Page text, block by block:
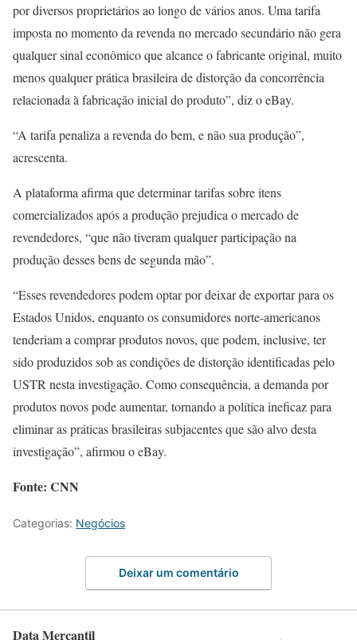
por diversos proprietários ao longo de vários anos. Uma tarifa
imposta no momento da revenda no mercado secundário não gera
qualquer sinal econômico que alcance o fabricante original, muito
menos qualquer prática brasileira de distorção da concorrência
relacionada à fabricação inicial do produto”, diz o eBay.
“A tarifa penaliza a revenda do bem, e não sua produção”,
acrescenta.
A plataforma afirma que determinar tarifas sobre itens
comercializados após a produção prejudica o mercado de
revendedores, “que não tiveram qualquer participação na
produção desses bens de segunda mão”.
“Esses revendedores podem optar por deixar de exportar para os
Estados Unidos, enquanto os consumidores norte-americanos
tenderiam a comprar produtos novos, que podem, inclusive, ter
sido produzidos sob as condições de distorção identificadas pelo
USTR nesta investigação. Como consequência, a demanda por
produtos novos pode aumentar, tornando a política ineficaz para
eliminar as práticas brasileiras subjacentes que são alvo desta
investigação”, afirmou o eBay.
Fonte: CNN
Categorias: Negócios
Deixar um comentário
Data Mercantil